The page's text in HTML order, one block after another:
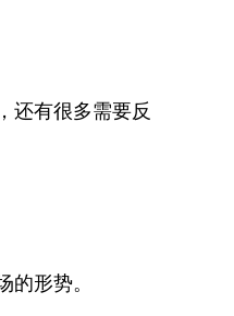
还有很多需要反
形势。